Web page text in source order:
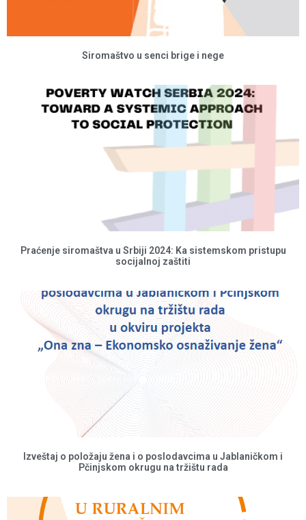
Siromaštvo u senci brige i nege
Praćenje siromaštva u Srbiji 2024: Ka sistemskom pristupu
socijalnoj zaštiti
Izveštaj o položaju žena i o poslodavcima u Jablaničkom i
Pčinjskom okrugu na tržištu rada